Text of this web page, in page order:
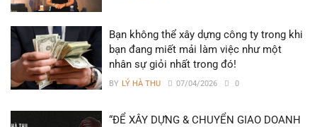
Bạn không thể xây dựng công ty trong khi
bạn đang miết mải làm việc như một
nhân sự giỏi nhất trong đó!
BY LÝ HÀ THU 07/04/2026 0
“ĐỂ XÂY DỰNG & CHUYỂN GIAO DOANH